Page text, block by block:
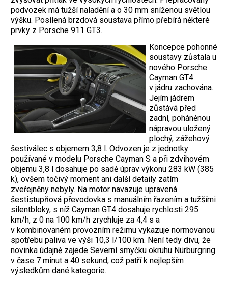
podvozek má tužší naladění a o 30 mm sníženou světlou
výšku. Posílená brzdová soustava přímo přebírá některé
prvky z Porsche 911 GT3.
Koncepce pohonné
soustavy zůstala u
nového Porsche
Cayman GT4
v jádru zachována.
Jejím jádrem
zůstává před
zadní, poháněnou
nápravou uložený
plochý, zážehový
šestiválec s objemem 3,8 l. Odvozen je z jednotky
používané v modelu Porsche Cayman S a při zdvihovém
objemu 3,8 l dosahuje po sadě úprav výkonu 283 kW (385
k), ovšem točivý moment ani další detaily zatím
zveřejněny nebyly. Na motor navazuje upravená
šestistupňová převodovka s manuálním řazením a tužšími
silentbloky, s níž Cayman GT4 dosahuje rychlosti 295
km/h, z 0 na 100 km/h zrychluje za 4,4 s a
v kombinovaném provozním režimu vykazuje normovanou
spotřebu paliva ve výši 10,3 l/100 km. Není tedy divu, že
novinka údajně zajede Severní smyčku okruhu Nürburgring
v čase 7 minut a 40 sekund, což patří k nejlepším
výsledkům dané kategorie.